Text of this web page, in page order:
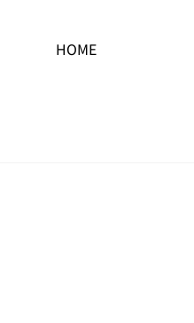
HOME